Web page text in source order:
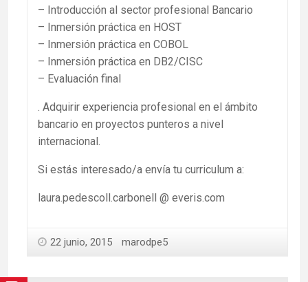
– Introducción al sector profesional Bancario
– Inmersión práctica en HOST
– Inmersión práctica en COBOL
– Inmersión práctica en DB2/CISC
– Evaluación final
. Adquirir experiencia profesional en el ámbito
bancario en proyectos punteros a nivel
internacional.
Si estás interesado/a envía tu curriculum a:
laura.pedescoll.carbonell @ everis.com
22 junio, 2015 marodpe5